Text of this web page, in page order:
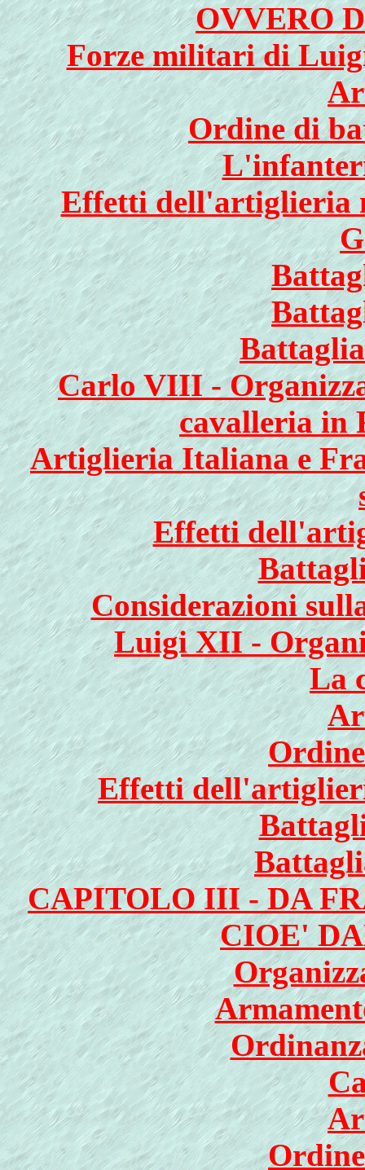
OVVERO
Forze militari di
Ordine di
Effetti dell'artiglieria
Carlo VIII -
cavalleria in
Artiglieria Italiana e
Effetti
Considerazioni
Luigi XII -
La
Effetti
CAPITOLO III - DA
CIOE'